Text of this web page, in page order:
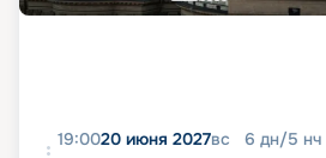
19:0020 июня 2027вс 6 дн/5 нч